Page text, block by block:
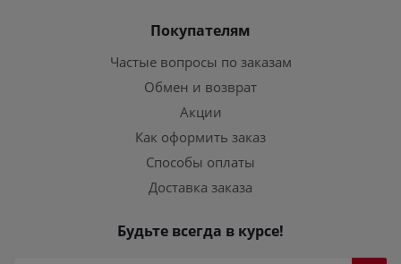
Покупателям
Частые вопросы по заказам
Обмен и возврат
Акции
Как оформить заказ
Способы оплаты
Доставка заказа
Будьте всегда в курсе!